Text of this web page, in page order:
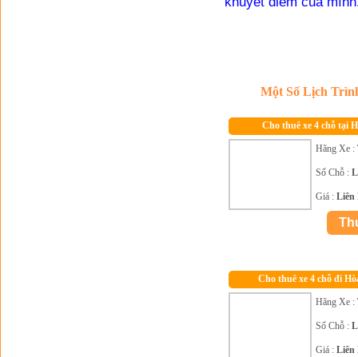
Một Số Lịch
Cho thuê xe 4 chỗ tại
Hãng Xe :
Số Chỗ :
Giá : Liên
Cho thuê xe 4 chỗ đi
Hãng Xe :
Số Chỗ :
Giá : Liên